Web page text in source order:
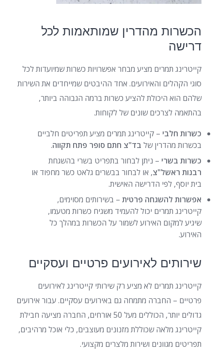
הכשרות מהדרין שמותאמות לכל
דרישה
קייטרינג תמרים מציע מבחר אפשרויות כשרות שמיועדות לכל
סוגי הקהלים והאירועים. אחד ההיבטים שמייחדים את השירות
שלהם הוא היכולת להציע כשרות ברמה הגבוהה ביותר,
בהתאמה לצרכים שונים של לקוחות.
כשרות חלבי – קייטרינג תמרים מציע תפריטים חלביים
בכשרות מהדרין של בד"צ חתם סופר פתח תקווה.
כשרות בשרי – ניתן לבחור בתפריט בשרי בהשגחת
רבנות ראשל"צ, או לבחור בבשרים גלאט כשר מחפוד או
בית יוסף, לפי הדרישה האישית.
אפשרות להשגחה פרטית – בשירותים מסוימים,
קייטרינג תמרים יכול להעמיד משגיח כשרות מטעמו,
שיגיע למקום האירוע לשמור על הכשרות במהלך כל
האירוע.
שירותים לאירועים פרטיים ועסקיים
קייטרינג תמרים לא מציע רק שירותי קייטרינג לאירועים
פרטיים – החברה מתמחה גם באירועים עסקיים. עבור אירועים
גדולים יותר, הכוללים מעל 50 אורחים, החברה מציעה חבילת
קייטרינג מלאה שכוללת מזנונים מעוצבים, כלי אוכל מרהיבים,
תפריטים מגוונים ושירות מלצרים מקצועי.